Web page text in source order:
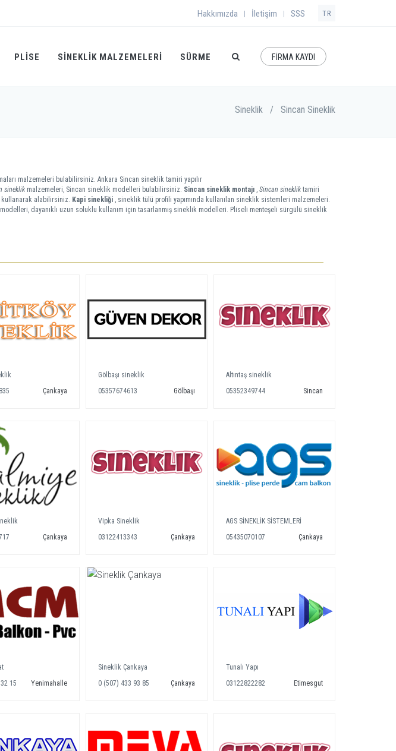
Hakkımızda | İletişim | SSS TR
PLİSE SINEKLIK MALZEMELERI SÜRME FİRMA KAYDI
Sineklik / Sincan Sineklik
malzemeleri bulabilirsiniz. Ankara Sincan sineklik tamiri yapılır
sineklik malzemeleri, Sincan sineklik modelleri bulabilirsiniz. Sincan sineklik montajı , Sincan sineklik tamiri
kullanarak alabilirsiniz. Kapi sinekliği , sineklik tülü profili yapımında kullanılan sineklik sistemleri malzemeleri.
dayanıklı uzun soluklu kullanım için tasarlanmış sineklik modelleri. Pliseli menteşeli sürgülü sineklik
Çankaya
Gölbaşı sineklik
05357674613
Gölbaşı
Altıntaş sineklik
05352349744
Sincan
Çankaya
Vipka Sineklik
03122413343
Çankaya
AGS SİNEKLİK SİSTEMLERİ
05435070107
Çankaya
15
Yenimahalle
Sineklik Çankaya
0 (507) 433 93 85
Çankaya
Tunalı Yapı
03122822282
Etimesgut